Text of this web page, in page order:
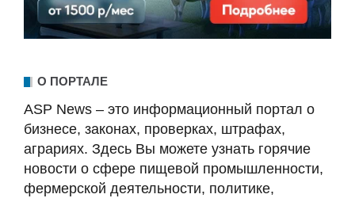
О ПОРТАЛЕ
ASP News – это информационный портал о
бизнесе, законах, проверках, штрафах,
аграриях. Здесь Вы можете узнать горячие
новости о сфере пищевой промышленности,
фермерской деятельности, политике,